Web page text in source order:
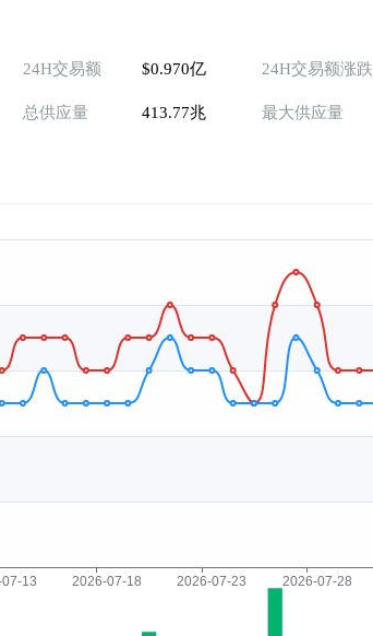
24H交易额 $0.970亿 24H交易额涨跌
总供应量 413.77兆 最大供应量